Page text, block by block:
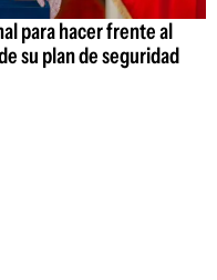
para hacer frente al
su plan de seguridad